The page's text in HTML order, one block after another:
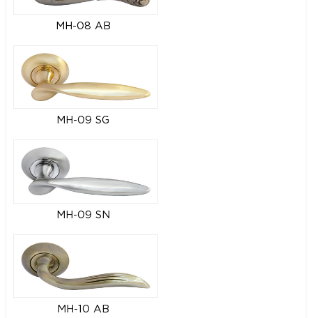
MH-08 AB
MH-09 SG
MH-09 SN
MH-10 AB